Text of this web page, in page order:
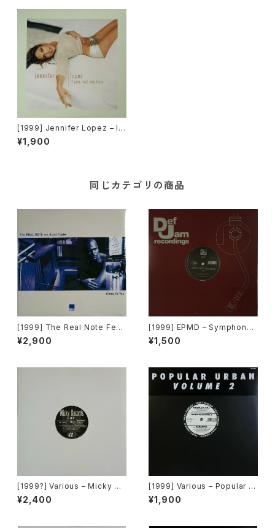
[1999] Jennifer Lopez – If
You Had My Love [Work]
¥1,900
同じカテゴリの商品
[1999] The Real Note Feat
uring Scott Foster – Close
To You [Cool D:vision][PR
¥2,900
[1999] EPMD – Symphony
2000 / Right Now [Def Jam
Recordings]
¥1,500
[1999?] Various – Micky Re
cords Vol.41 [Micky Recor
ds.][PROMO]
¥2,400
[1999] Various – Popular Ur
ban Volume 2 [Popular Rec
ords Italia]
¥1,900